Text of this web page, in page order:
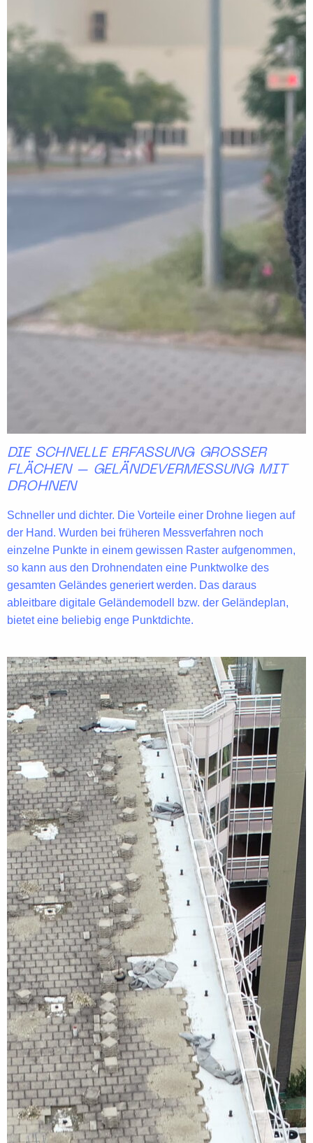
DIE SCHNELLE ERFASSUNG GROSSER F
LÄCHEN – GELÄNDEVERMESSUNG MIT D
ROHNEN
Schneller und dichter. Die Vorteile einer Drohne liegen auf
der Hand. Wurden bei früheren Messverfahren noch
einzelne Punkte in einem gewissen Raster aufgenommen,
so kann aus den Drohnendaten eine Punktwolke des
gesamten Geländes generiert werden. Das daraus
ableitbare digitale Geländemodell bzw. der Geländeplan,
bietet eine beliebig enge Punktdichte.